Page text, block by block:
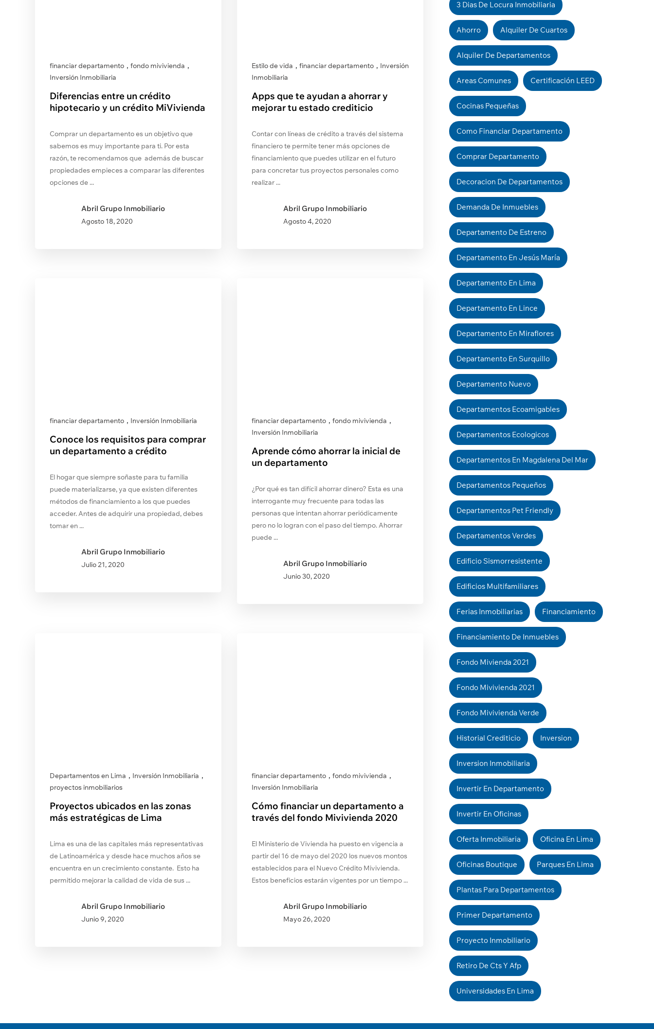
financiar departamento , fondo mivivienda ,
Inversión Inmobiliaria
Diferencias entre un crédito
hipotecario y un crédito MiVivienda
Comprar un departamento es un objetivo que
sabemos es muy importante para ti. Por esta
razón, te recomendamos que además de buscar
propiedades empieces a comparar las diferentes
opciones de ...
Abril Grupo Inmobiliario
Agosto 18, 2020
Estilo de vida , financiar departamento , Inversión
Inmobiliaria
Apps que te ayudan a ahorrar y
mejorar tu estado crediticio
Contar con líneas de crédito a través del sistema
financiero te permite tener más opciones de
financiamiento que puedes utilizar en el futuro
para concretar tus proyectos personales como
realizar ...
Abril Grupo Inmobiliario
Agosto4, 2020
financiar departamento , Inversión Inmobiliaria
Conoce los requisitos para comprar
un departamento a crédito
El hogar que siempre soñaste para tu familia
puede materializarse, ya que existen diferentes
métodos de financiamiento a los que puedes
acceder. Antes de adquirir una propiedad, debes
tomar en ...
Abril Grupo Inmobiliario
Julio21, 2020
financiar departamento , fondo mivivienda ,
Inversión Inmobiliaria
Aprende cómo ahorrar la inicial de
un departamento
¿Por qué es tan difícil ahorrar dinero? Esta es una
interrogante muy frecuente para todas las
personas que intentan ahorrar periódicamente
pero no lo logran con el paso del tiempo. Ahorrar
puede ...
Abril Grupo Inmobiliario
Junio30, 2020
Departamentos en Lima , Inversión Inmobiliaria ,
proyectos inmobiliarios
Proyectos ubicados en las zonas
más estratégicas de Lima
Lima es una de las capitales más representativas
de Latinoamérica y desde hace muchos años se
encuentra en un crecimiento constante. Esto ha
permitido mejorar la calidad de vida de sus ...
Abril Grupo Inmobiliario
Junio 9, 2020
financiar departamento , fondo mivivienda ,
Inversión Inmobiliaria
Cómo financiar un departamento a
través del fondo Mivivienda 2020
El Ministerio de Vivienda ha puesto en vigencia a
partir del 16 de mayo del 2020 los nuevos montos
establecidos para el Nuevo Crédito Mivivienda.
Estos beneficios estarán vigentes por un tiempo ...
Abril Grupo Inmobiliario
Mayo26, 2020
3 Dias De Locura Inmobiliaria
Ahorro Alquiler De Cuartos
Alquiler De Departamentos
Areas Comunes Certificación LEED
Cocinas Pequeñas
Como Financiar Departamento
Comprar Departamento
Decoracion De Departamentos
Demanda De Inmuebles
Departamento De Estreno
Departamento En Jesús María
Departamento En Lima
Departamento En Lince
Departamento En Miraflores
Departamento En Surquillo
Departamento Nuevo
Departamentos Ecoamigables
Departamentos Ecologicos
Departamentos En Magdalena Del Mar
Departamentos Pequeños
Departamentos Pet Friendly
Departamentos Verdes
Edificio Sismorresistente
Edificios Multifamiliares
Ferias Inmobiliarias Financiamiento
Financiamiento De Inmuebles
Fondo Mivienda 2021
Fondo Mivivienda 2021
Fondo Mivivienda Verde
Historial Crediticio Inversion
Inversion Inmobiliaria
Invertir En Departamento
Invertir En Oficinas
Oferta Inmobiliaria Oficina En Lima
Oficinas Boutique Parques En Lima
Plantas Para Departamentos
Primer Departamento
Proyecto Inmobiliario
Retiro De Cts Y Afp
Universidades En Lima